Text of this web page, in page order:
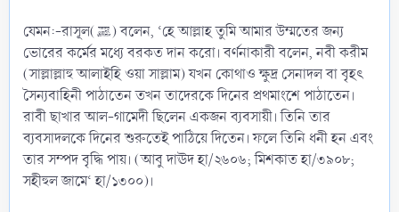
যেমন:-রাসূল(ﷺ) বলেন, ‘হে আল্লাহ তুমি আমার উম্মতের জন্য
ভোরের কর্মের মধ্যে বরকত দান করো। বর্ণনাকারী বলেন, নবী করীম
(সাল্লাল্লাহু আলাইহি ওয়া সাল্লাম) যখন কোথাও ক্ষুদ্র সেনাদল বা বৃহৎ
সৈন্যবাহিনী পাঠাতেন তখন তাদেরকে দিনের প্রথমাংশে পাঠাতেন।
রাবী ছাখার আল-গামেদী ছিলেন একজন ব্যবসায়ী। তিনি তার
ব্যবসাদলকে দিনের শুরুতেই পাঠিয়ে দিতেন। ফলে তিনি ধনী হন এবং
তার সম্পদ বৃদ্ধি পায়। (আবু দাঊদ হা/২৬০৬; মিশকাত হা/৩৯০৮;
সহীহুল জামে‘ হা/১৩০০)।